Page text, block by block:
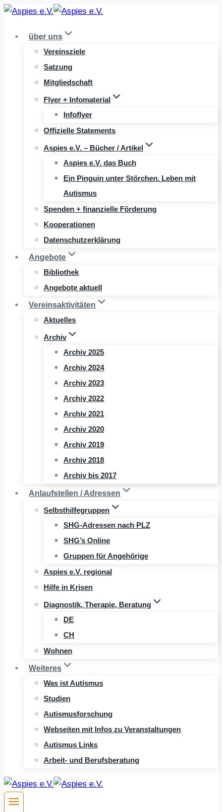
Zum
springenüber uns
Vereinsziele
Satzung
Mitgliedschaft
Flyer + Infomaterial
Infoflyer
Offizielle Statements
Aspies e.V. – Bücher / Artikel
Aspies e.V. das Buch
Ein Pinguin unter Störchen. Leben mit
Autismus
Spenden + finanzielle Förderung
Kooperationen
Datenschutzerklärung
Angebote
Bibliothek
Angebote aktuell
Vereinsaktivitäten
Aktuelles
Archiv
Archiv 2025
Archiv 2024
Archiv 2023
Archiv 2022
Archiv 2021
Archiv 2020
Archiv 2019
Archiv 2018
Archiv bis 2017
Anlaufstellen / Adressen
Selbsthilfegruppen
SHG-Adressen nach PLZ
SHG’s Online
Gruppen für Angehörige
Aspies e.V. regional
Hilfe in Krisen
Diagnostik, Therapie, Beratung
DE
CH
Wohnen
Weiteres
Was ist Autismus
Studien
Autismusforschung
Webseiten mit Infos zu Veranstaltungen
Autismus Links
Arbeit- und Berufsberatung